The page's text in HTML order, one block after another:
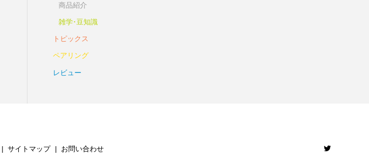
商品紹介
雑学･豆知識
トピックス
ペアリング
レビュー
サイトマップ お問い合わせ